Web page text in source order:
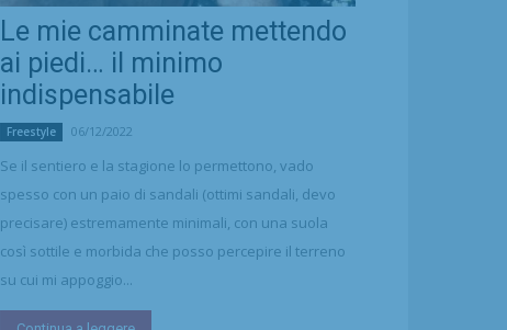
Le mie camminate mettendo
ai piedi… il minimo
indispensabile
Freestyle 06/12/2022
Se il sentiero e la stagione lo permettono, vado
spesso con un paio di sandali (ottimi sandali, devo
precisare) estremamente minimali, con una suola
così sottile e morbida che posso percepire il terreno
su cui mi appoggio...